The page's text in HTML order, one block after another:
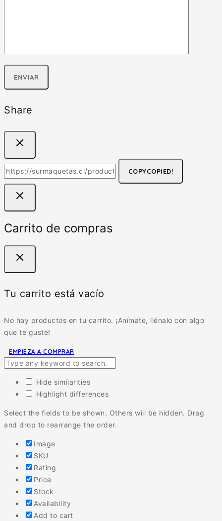
Share
COPYCOPIED!
Carrito de compras
Tu carrito está vacío
No hay productos en tu carrito. ¡Anímate, llénalo con algo
que te guste!
EMPIEZA A COMPRAR
Hide similarities
Highlight differences
Select the fields to be shown. Others will be hidden. Drag
and drop to rearrange the order.
Image
SKU
Rating
Price
Stock
Availability
Add to cart